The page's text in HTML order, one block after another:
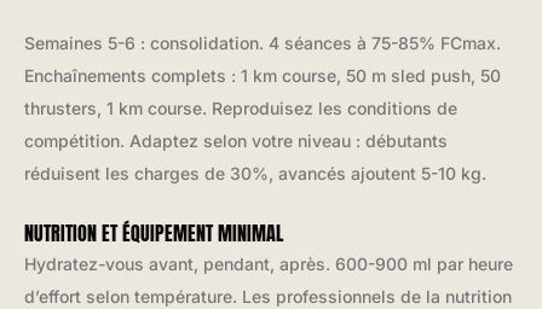
Semaines 5-6 : consolidation. 4 séances à 75-85% FCmax.
Enchaînements complets : 1 km course, 50 m sled push, 50
thrusters, 1 km course. Reproduisez les conditions de
compétition. Adaptez selon votre niveau : débutants
réduisent les charges de 30%, avancés ajoutent 5-10 kg.
NUTRITION ET ÉQUIPEMENT MINIMAL
Hydratez-vous avant, pendant, après. 600-900 ml par heure
d’effort selon température. Les professionnels de la nutrition